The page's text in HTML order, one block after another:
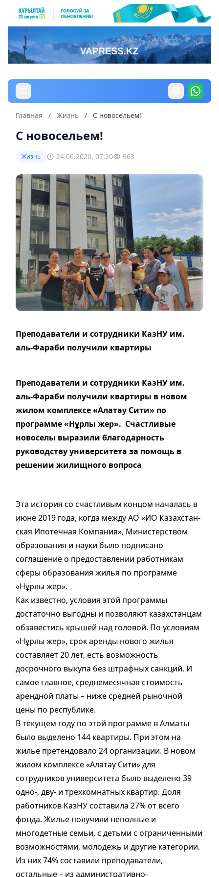
Главная / Жизнь / С новосельем!
С новосельем!
Жизнь 24.06.2020, 07:20 963
Преподаватели и сотрудники КазНУ им.
аль-Фараби получили квартиры
Преподаватели и сотрудники КазНУ им.
аль-Фараби получили квартиры в новом
жилом комплексе «Алатау Сити» по
программе «Нұрлы жер». Счастливые
новоселы выразили благодарность
руководству университета за помощь в
решении жилищного вопроса
Эта история со счастливым концом началась в
июне 2019 года, когда между АО «ИО Казахстан­
ская Ипотечная Компания», Министерством
образования и науки было подписано
соглашение о предоставлении работникам
сферы образования жилья по программе
«Нұрлы жер».
Как известно, условия этой программы
достаточно выгодны и позволяют казахстанцам
обзавестись крышей над головой. По условиям
«Нұрлы жер», срок аренды нового жилья
составляет 20 лет, есть возможность
досрочного выкупа без штрафных санкций. И
самое главное, среднемесячная стоимость
арендной платы – ниже средней рыночной
цены по республике.
В текущем году по этой программе в Алматы
было выделено 144 квартиры. При этом на
жилье претендовало 24 организации. В новом
жилом комплексе «Алатау Сити» для
сотрудников университета было выделено 39
одно-, дву- и трехкомнатных квартир. Доля
работников КазНУ составила 27% от всего
фонда. Жилье получили неполные и
многодетные семьи, с детьми с ограниченными
возможностями, молодежь и другие категории.
Из них 74% составили преподаватели,
остальные – из административно-